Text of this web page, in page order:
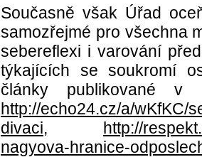
Současně však Úřad
samozřejmé pro všechna
sebereflexi i varování
týkajících se soukromí
články publikované
http://echo24.cz/a/wKfKC/
divaci, http://
nagyova-hranice-